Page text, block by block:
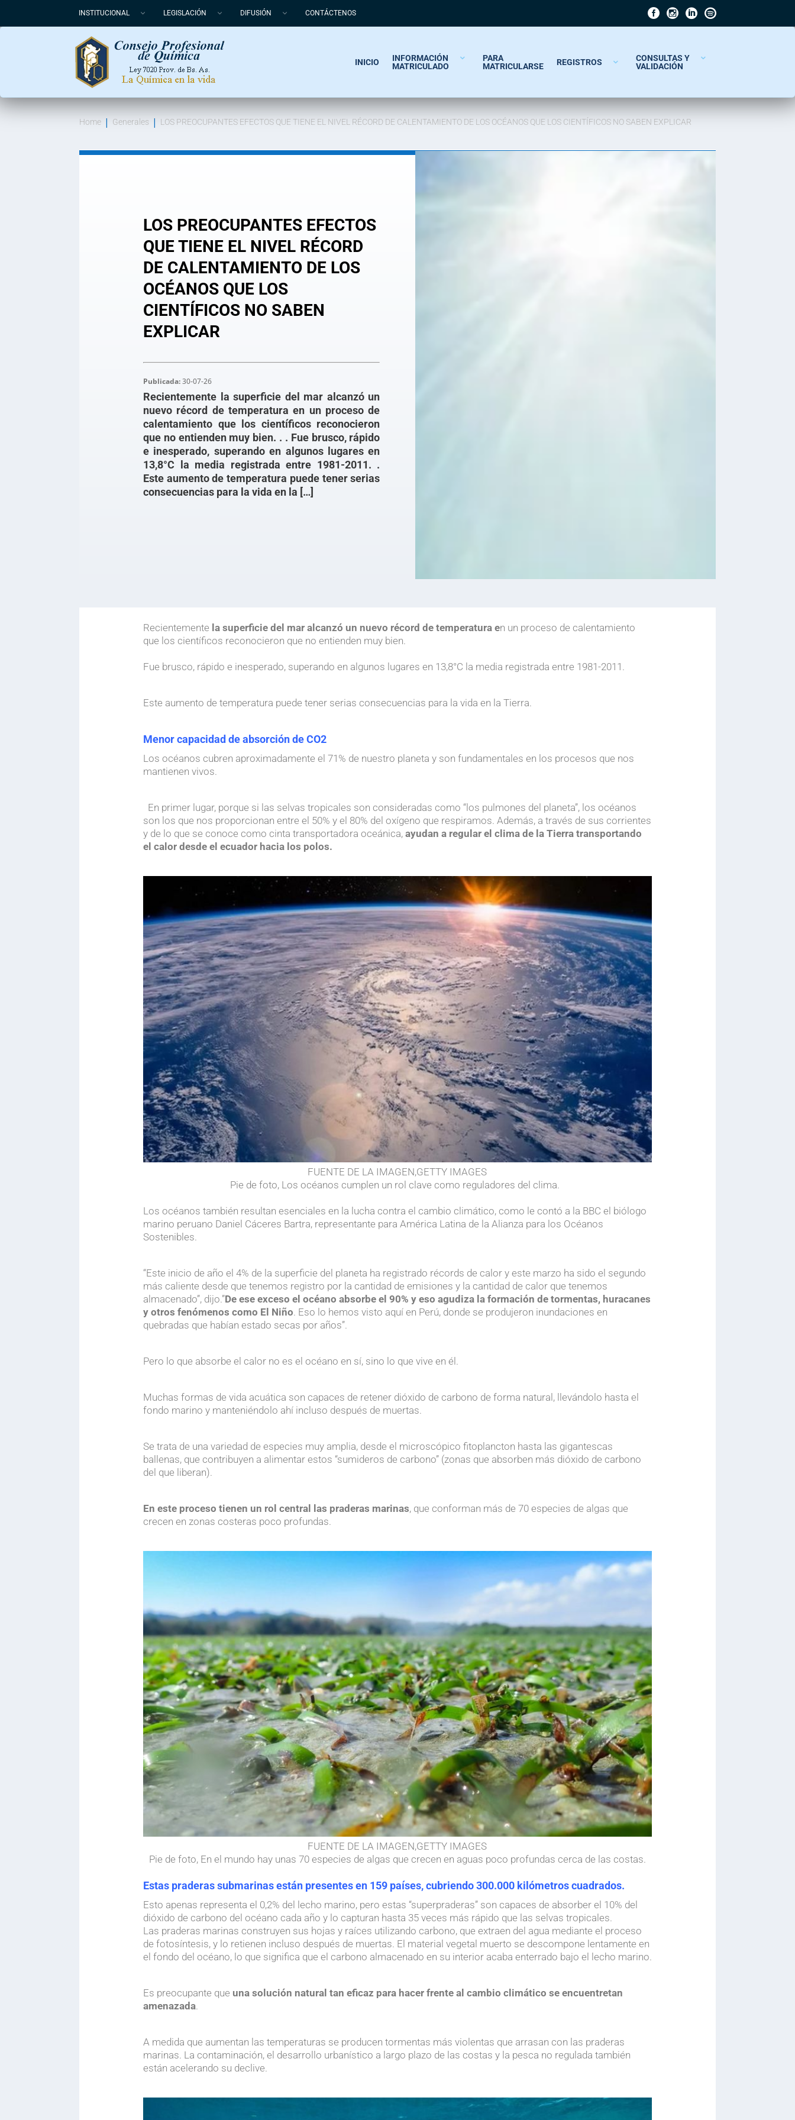
INSTITUCIONAL LEGISLACIÓN DIFUSIÓN CONTÁCTENOS
INICIO
INFORMACIÓN
MATRICULADO
PARA
MATRICULARSE
REGISTROS
CONSULTAS Y
VALIDACIÓN
Home Generales LOS PREOCUPANTES EFECTOS QUE TIENE EL NIVEL RÉCORD DE CALENTAMIENTO DE LOS OCÉANOS QUE LOS CIENTÍFICOS NO SABEN EXPLICAR
LOS PREOCUPANTES EFECTOS
QUE TIENE EL NIVEL RÉCORD
DE CALENTAMIENTO DE LOS
OCÉANOS QUE LOS
CIENTÍFICOS NO SABEN
EXPLICAR
Publicada:30-07-26
Recientemente la superficie del mar alcanzó un
nuevo récord de temperatura en un proceso de
calentamiento que los científicos reconocieron
que no entienden muy bien. . . Fue brusco, rápido
e inesperado, superando en algunos lugares en
13,8°C la media registrada entre 1981-2011. .
Este aumento de temperatura puede tener serias
consecuencias para la vida en la […]
Recientemente la superficie del mar alcanzó un nuevo récord de temperatura en un proceso de calentamiento
que los científicos reconocieron que no entienden muy bien.
Fue brusco, rápido e inesperado, superando en algunos lugares en 13,8°C la media registrada entre 1981-2011.
Este aumento de temperatura puede tener serias consecuencias para la vida en la Tierra.
Menor capacidad de absorción de CO2
Los océanos cubren aproximadamente el 71% de nuestro planeta y son fundamentales en los procesos que nos
mantienen vivos.
En primer lugar, porque si las selvas tropicales son consideradas como “los pulmones del planeta”, los océanos
son los que nos proporcionan entre el 50% y el 80% del oxígeno que respiramos. Además, a través de sus corrientes
y de lo que se conoce como cinta transportadora oceánica, ayudan a regular el clima de la Tierra transportando
el calor desde el ecuador hacia los polos.
FUENTE DE LA IMAGEN,GETTY IMAGES
Pie de foto, Los océanos cumplen un rol clave como reguladores del clima.
Los océanos también resultan esenciales en la lucha contra el cambio climático, como le contó a la BBC el biólogo
marino peruano Daniel Cáceres Bartra, representante para América Latina de la Alianza para los Océanos
Sostenibles.
“Este inicio de año el 4% de la superficie del planeta ha registrado récords de calor y este marzo ha sido el segundo
más caliente desde que tenemos registro por la cantidad de emisiones y la cantidad de calor que tenemos
almacenado”, dijo.”De ese exceso el océano absorbe el 90% y eso agudiza la formación de tormentas, huracanes
y otros fenómenos como El Niño. Eso lo hemos visto aquí en Perú, donde se produjeron inundaciones en
quebradas que habían estado secas por años”.
Pero lo que absorbe el calor no es el océano en sí, sino lo que vive en él.
Muchas formas de vida acuática son capaces de retener dióxido de carbono de forma natural, llevándolo hasta el
fondo marino y manteniéndolo ahí incluso después de muertas.
Se trata de una variedad de especies muy amplia, desde el microscópico fitoplancton hasta las gigantescas
ballenas, que contribuyen a alimentar estos “sumideros de carbono” (zonas que absorben más dióxido de carbono
del que liberan).
En este proceso tienen un rol central las praderas marinas, que conforman más de 70 especies de algas que
crecen en zonas costeras poco profundas.
FUENTE DE LA IMAGEN,GETTY IMAGES
Pie de foto, En el mundo hay unas 70 especies de algas que crecen en aguas poco profundas cerca de las costas.
Estas praderas submarinas están presentes en 159 países, cubriendo 300.000 kilómetros cuadrados.
Esto apenas representa el 0,2% del lecho marino, pero estas “superpraderas” son capaces de absorber el 10% del
dióxido de carbono del océano cada año y lo capturan hasta 35 veces más rápido que las selvas tropicales.
Las praderas marinas construyen sus hojas y raíces utilizando carbono, que extraen del agua mediante el proceso
de fotosíntesis, y lo retienen incluso después de muertas. El material vegetal muerto se descompone lentamente en
el fondo del océano, lo que significa que el carbono almacenado en su interior acaba enterrado bajo el lecho marino.
Es preocupante que una solución natural tan eficaz para hacer frente al cambio climático se encuentretan
amenazada.
A medida que aumentan las temperaturas se producen tormentas más violentas que arrasan con las praderas
marinas. La contaminación, el desarrollo urbanístico a largo plazo de las costas y la pesca no regulada también
están acelerando su declive.